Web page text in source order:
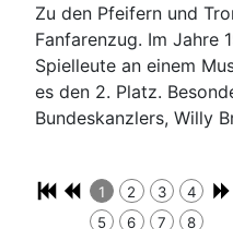
Zu den Pfeifern und
Fanfarenzug. Im Jahre
Spielleute an einem
es den 2. Platz.
Bundeskanzlers, Willy
1 2 3
4
5
6 7
8